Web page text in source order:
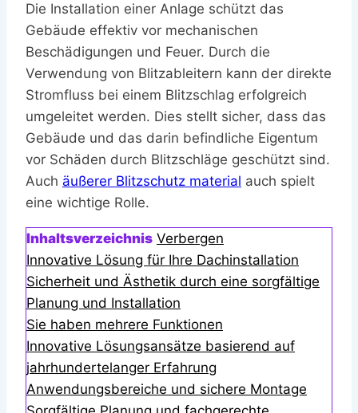
Die Installation einer Anlage schützt das
Gebäude effektiv vor mechanischen
Beschädigungen und Feuer. Durch die
Verwendung von Blitzableitern kann der direkte
Stromfluss bei einem Blitzschlag erfolgreich
umgeleitet werden. Dies stellt sicher, dass das
Gebäude und das darin befindliche Eigentum
vor Schäden durch Blitzschläge geschützt sind.
Auch äußerer Blitzschutz material auch spielt
eine wichtige Rolle.
Inhaltsverzeichnis Verbergen
Innovative Lösung für Ihre Dachinstallation
Sicherheit und Ästhetik durch eine sorgfältige
Planung und Installation
Sie haben mehrere Funktionen
Innovative Lösungsansätze basierend auf
jahrhundertelanger Erfahrung
Anwendungsbereiche und sichere Montage